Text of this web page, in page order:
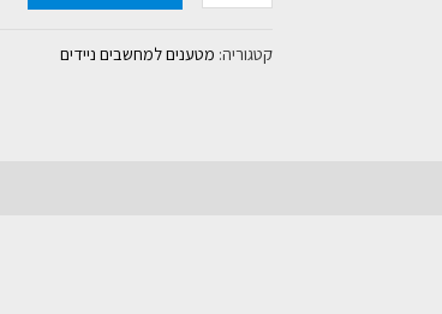
מטען
קטגוריה: מטענים למחשבים ניידים